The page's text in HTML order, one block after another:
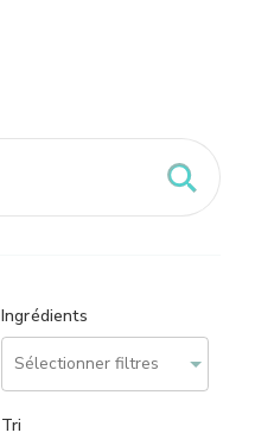
Ingrédients
Tri